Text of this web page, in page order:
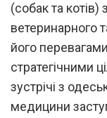
(собак та
ветеринарного
його
стратегічними
зустрічі з
медицини